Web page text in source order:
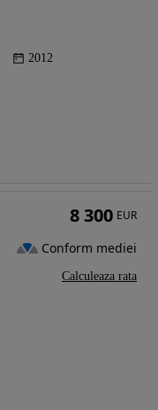
2012
8 300 EUR
Conform mediei
Calculeaza rata